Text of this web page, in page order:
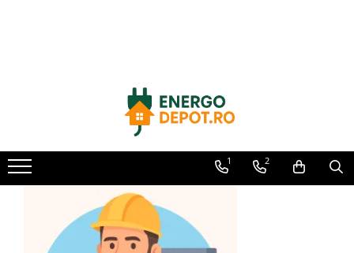
Longi Solar
Optimizatoare panouri
Invertoare
Microinvertoare
1 2